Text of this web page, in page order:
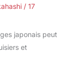
/ 17
japonais peut
et